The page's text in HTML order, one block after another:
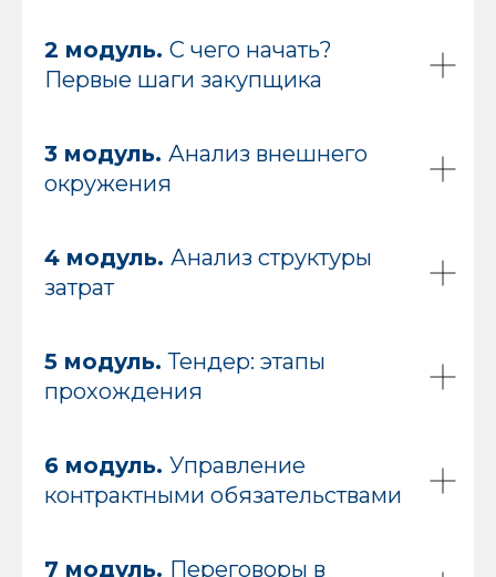
2 модуль. С чего начать?
Первые шаги закупщика
3 модуль. Анализ внешнего
окружения
4 модуль. Анализ структуры
затрат
5 модуль.Тендер: этапы
прохождения
6 модуль. Управление
контрактными обязательствами
7 модуль. Переговоры в